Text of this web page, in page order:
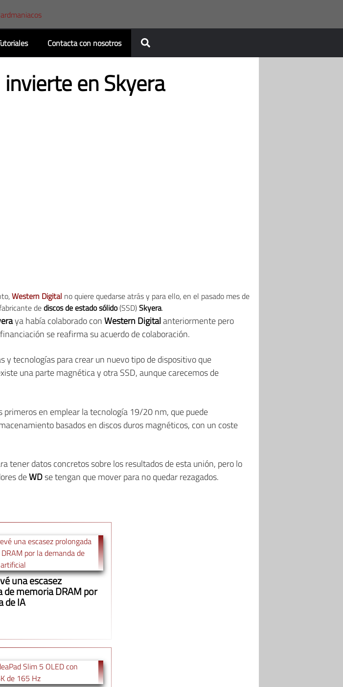
Contacta con nosotros
en Skyera
Western Digital no quiere quedarse atrás y para ello, en el pasado mes de
dediscos de estado sólido(SSD)Skyera.
ya había colaborado conWestern Digitalanteriormente pero
se reafirma su acuerdo de colaboración.
y tecnologías para crear un nuevo tipo de dispositivo que
una parte magnética y otra SSD, aunque carecemos de
primeros en emplear la tecnología 19/20 nm, que puede
basados en discos duros magnéticos, con un coste
tener datos concretos sobre los resultados de esta unión, pero lo
deWDse tengan que mover para no quedar rezagados.
una escasez
de memoria DRAM por
de IA